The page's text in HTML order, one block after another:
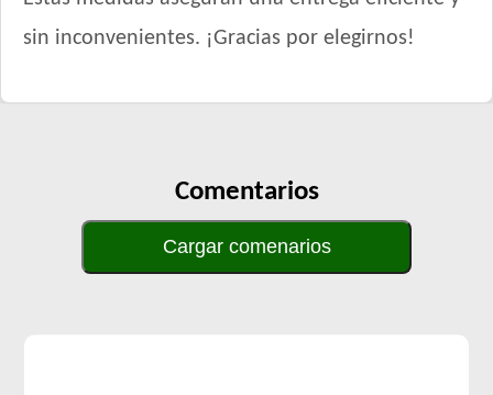
sin inconvenientes. ¡Gracias por elegirnos!
Comentarios
Cargar comenarios